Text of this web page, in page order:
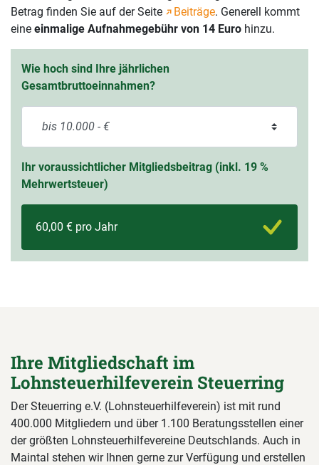
Betrag finden Sie auf der Seite
Beiträge. Generell kommt
eine einmalige Aufnahmegebühr von 14 Euro hinzu.
Wie hoch sind Ihre jährlichen
Gesamtbruttoeinnahmen?
Ihr voraussichtlicher Mitgliedsbeitrag (inkl. 19 %
Mehrwertsteuer)
60,00 € pro Jahr
Ihre Mitgliedschaft im
Lohnsteuerhilfeverein Steuerring
Der Steuerring e.V. (Lohnsteuerhilfeverein) ist mit rund
400.000 Mitgliedern und über 1.100 Beratungsstellen einer
der größten Lohnsteuerhilfevereine Deutschlands. Auch in
Maintal stehen wir Ihnen gerne zur Verfügung und erstellen